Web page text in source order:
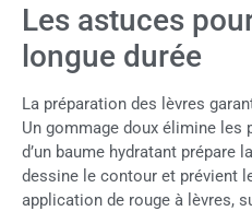
Les astuces
longue durée
La préparation des lèvres
Un gommage doux élimine les
d’un baume hydratant prépare
dessine le contour et prévient
application de rouge à lèvres,